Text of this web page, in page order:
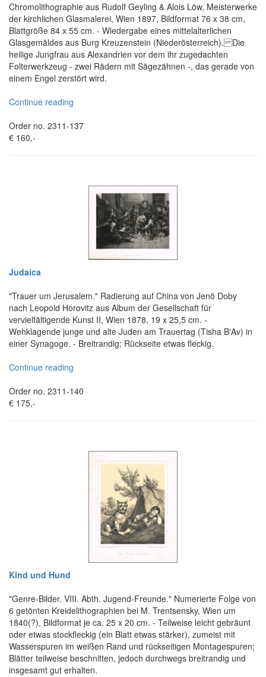
Chromolithographie aus Rudolf Geyling & Alois Löw, Meisterwerke
der kirchlichen Glasmalerei, Wien 1897, Bildformat 76 x 38 cm,
Blattgröße 84 x 55 cm. - Wiedergabe eines mittelalterlichen
Glasgemäldes aus Burg Kreuzenstein (Niederösterreich). Die
heilige Jungfrau aus Alexandrien vor dem ihr zugedachten
Folterwerkzeug - zwei Rädern mit Sägezähnen -, das gerade von
einem Engel zerstört wird.
Continue reading
Order no. 2311-137
€ 160,-
Judaica
"Trauer um Jerusalem." Radierung auf China von Jenö Doby
nach Leopold Horovitz aus Album der Gesellschaft für
vervielfältigende Kunst II, Wien 1878, 19 x 25,5 cm. -
Wehklagende junge und alte Juden am Trauertag (Tisha B'Av) in
einer Synagoge. - Breitrandig; Rückseite etwas fleckig.
Continue reading
Order no. 2311-140
€ 175,-
Kind und Hund
"Genre-Bilder. VIII. Abth. Jugend-Freunde." Numerierte Folge von
6 getönten Kreidelithographien bei M. Trentsensky, Wien um
1840(?), Bildformat je ca. 25 x 20 cm. - Teilweise leicht gebräunt
oder etwas stockfleckig (ein Blatt etwas stärker), zumeist mit
Wasserspuren im weißen Rand und rückseitigen Montagespuren;
Blätter teilweise beschnitten, jedoch durchwegs breitrandig und
insgesamt gut erhalten.